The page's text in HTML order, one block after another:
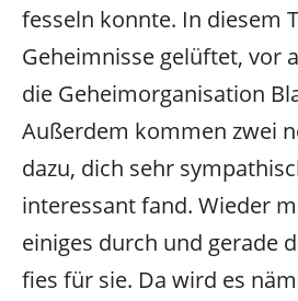
fesseln konnte. In diesem
Geheimnisse gelüftet, vor
die Geheimorganisation
Außerdem kommen zwei
dazu, dich sehr
interessant fand. Wieder
einiges durch und gerade
fies für sie. Da wird es